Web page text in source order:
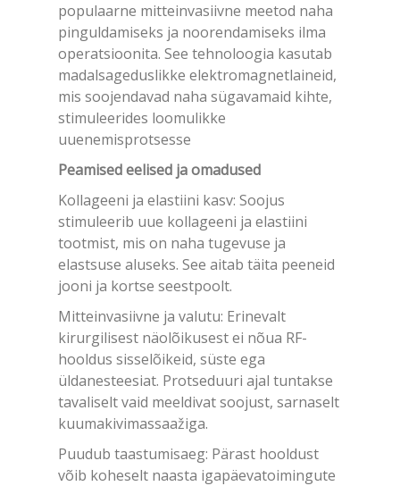
populaarne mitteinvasiivne meetod naha
pinguldamiseks ja noorendamiseks ilma
operatsioonita. See tehnoloogia kasutab
madalsageduslikke elektromagnetlaineid,
mis soojendavad naha sügavamaid kihte,
stimuleerides loomulikke
uuenemisprotsesse
Peamised eelised ja omadused
Kollageeni ja elastiini kasv: Soojus
stimuleerib uue kollageeni ja elastiini
tootmist, mis on naha tugevuse ja
elastsuse aluseks. See aitab täita peeneid
jooni ja kortse seestpoolt.
Mitteinvasiivne ja valutu: Erinevalt
kirurgilisest näolõikusest ei nõua RF-
hooldus sisselõikeid, süste ega
üldanesteesiat. Protseduuri ajal tuntakse
tavaliselt vaid meeldivat soojust, sarnaselt
kuumakivimassaažiga.
Puudub taastumisaeg: Pärast hooldust
võib koheselt naasta igapäevatoimingute